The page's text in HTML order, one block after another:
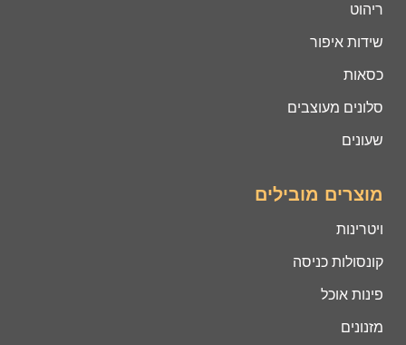
ריהוט
שידות איפור
כסאות
סלונים מעוצבים
שעונים
מוצרים מובילים
ויטרינות
קונסולות כניסה
פינות אוכל
מזנונים